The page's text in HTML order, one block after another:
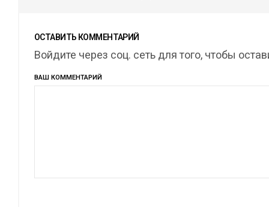
ОСТАВИТЬ КОММЕНТАРИЙ
Войдите через соц. сеть для того, чтобы
ВАШ КОММЕНТАРИЙ